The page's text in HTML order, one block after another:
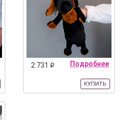
2 731 q Подробнее
КУПИТЬ